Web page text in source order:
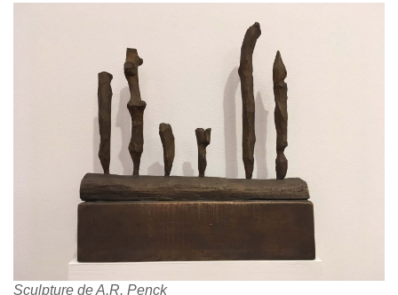
Sculpture de A.R. Penck